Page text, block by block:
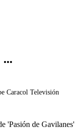
Caracol Televisión
'Pasión de Gavilanes'